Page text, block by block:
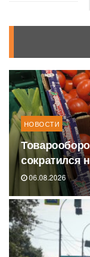
НОВОСТИ
сократился
06.08.2026